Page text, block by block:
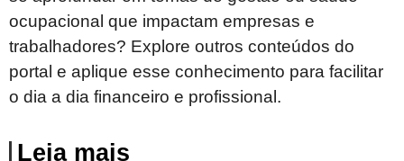
ocupacional que impactam empresas e
trabalhadores? Explore outros conteúdos do
portal e aplique esse conhecimento para facilitar
o dia a dia financeiro e profissional.
Leia mais